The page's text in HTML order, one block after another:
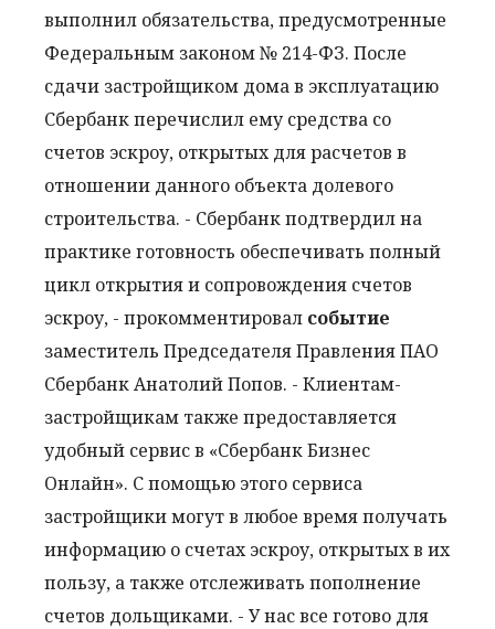
выполнил обязательства, предусмотренные
Федеральным законом № 214-ФЗ. После
сдачи застройщиком дома в эксплуатацию
Сбербанк перечислил ему средства со
счетов эскроу, открытых для расчетов в
отношении данного объекта долевого
строительства. - Сбербанк подтвердил на
практике готовность обеспечивать полный
цикл открытия и сопровождения счетов
эскроу, - прокомментировал событие
заместитель Председателя Правления ПАО
Сбербанк Анатолий Попов. - Клиентам-
застройщикам также предоставляется
удобный сервис в «Сбербанк Бизнес
Онлайн». С помощью этого сервиса
застройщики могут в любое время получать
информацию о счетах эскроу, открытых в их
пользу, а также отслеживать пополнение
счетов дольщиками. - У нас все готово для